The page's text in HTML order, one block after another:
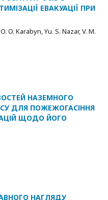
ЕВАКУАЦІЇ ПРИ
O. Karabyn, Yu. S. Nazar, V. M.
НАЗЕМНОГО
ДЛЯ ПОЖЕЖОГАСІННЯ
ЩОДО ЙОГО
НАГЛЯДУ